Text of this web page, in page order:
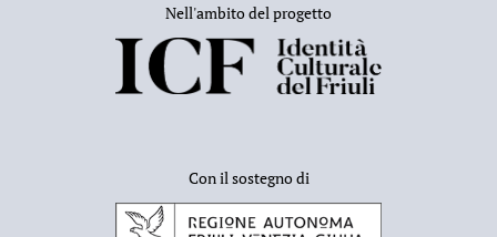
Nell'ambito del progetto
Con il sostegno di